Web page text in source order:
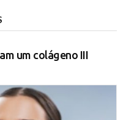
um colágeno III